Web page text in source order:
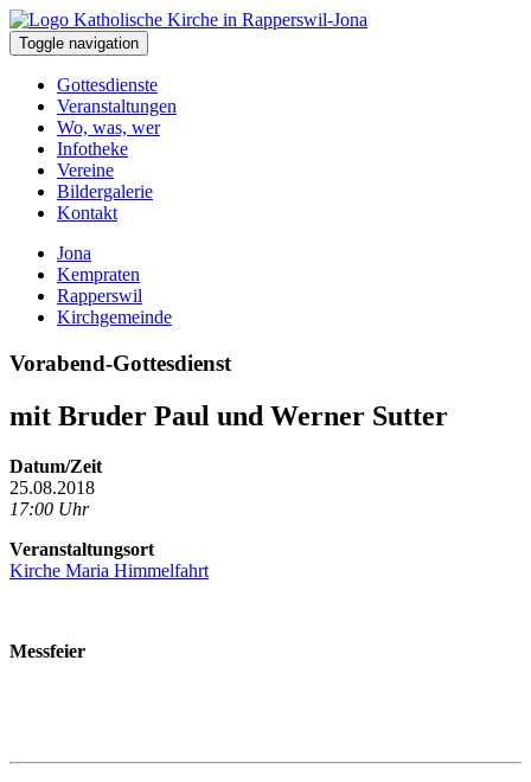
Toggle navigation
Gottesdienste
Veranstaltungen
Wo, was, wer
Infotheke
Vereine
Bildergalerie
Kontakt
Jona
Kempraten
Rapperswil
Kirchgemeinde
Vorabend-Gottesdienst
mit Bruder Paul und Werner Sutter
Datum/Zeit
25.08.2018
17:00 Uhr
Veranstaltungsort
Kirche Maria Himmelfahrt
Messfeier